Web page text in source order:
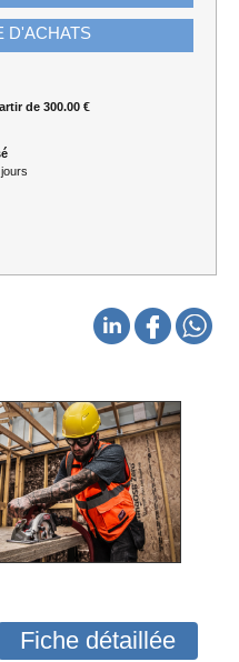
D'ACHATS
de 300.00 €
Fiche détaillée